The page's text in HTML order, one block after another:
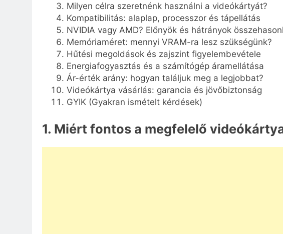
Milyen célra szeretnénk használni a videókártyát?
Kompatibilitás: alaplap, processzor és tápellátás
NVIDIA vagy AMD? Előnyök és hátrányok
Memóriaméret: mennyi VRAM-ra lesz szükségünk?
Hűtési megoldások és zajszint figyelembevétele
Energiafogyasztás és a számítógép áramellátása
Ár-érték arány: hogyan találjuk meg a legjobbat?
Videókártya vásárlás: garancia és jövőbiztonság
GYIK (Gyakran ismételt kérdések)
1. Miért fontos a megfelelő